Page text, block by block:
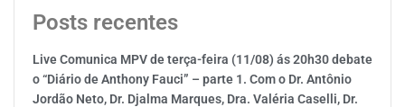
Posts recentes
Live Comunica MPV de terça-feira (11/08) ás 20h30 debate
o “Diário de Anthony Fauci” – parte 1. Com o Dr. Antônio
Jordão Neto, Dr. Djalma Marques, Dra. Valéria Caselli, Dr.